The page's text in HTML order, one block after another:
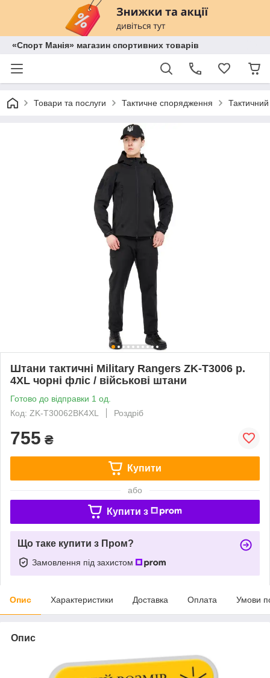
«Спорт Манія» магазин спортивних товарів
Товари та послуги Тактичне спорядження
Штани тактичні Military Rangers ZK-T3006 р.
4XL чорні фліс / військові штани
Готово до відправки 1 од.
Код: ZK-T30062BK4XL
Роздріб
755 ₴
Купити
або
Купити з
Що таке купити з Пром?
Замовлення під захистом
Опис Характеристики Доставка Оплата Умови
Опис